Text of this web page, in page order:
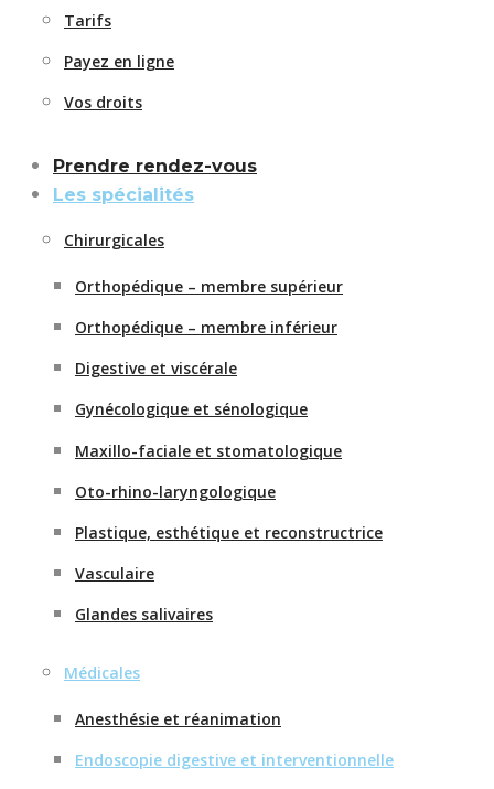
Tarifs
Payez en ligne
Vos droits
Prendre rendez-vous
Les spécialités
Chirurgicales
Orthopédique – membre supérieur
Orthopédique – membre inférieur
Digestive et viscérale
Gynécologique et sénologique
Maxillo-faciale et stomatologique
Oto-rhino-laryngologique
Plastique, esthétique et reconstructrice
Vasculaire
Glandes salivaires
Médicales
Anesthésie et réanimation
Endoscopie digestive et interventionnelle